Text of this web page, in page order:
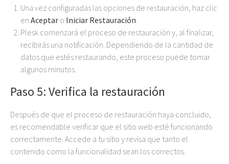
Una vez configuradas las opciones de restauración, haz clic
en Aceptar o Iniciar Restauración.
Plesk comenzará el proceso de restauración y, al finalizar,
recibirás una notificación. Dependiendo de la cantidad de
datos que estés restaurando, este proceso puede tomar
algunos minutos.
Paso 5: Verifica la restauración
Después de que el proceso de restauración haya concluido,
es recomendable verificar que el sitio web esté funcionando
correctamente. Accede a tu sitio y revisa que tanto el
contenido como la funcionalidad sean los correctos.